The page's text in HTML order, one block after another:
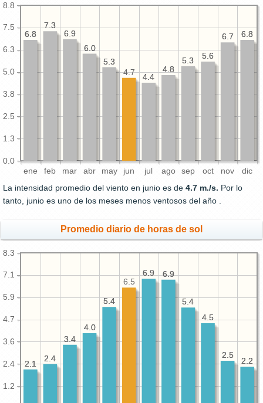
ene feb mar abr may jun jul ago sep oct nov dic
0.0
1.3
2.5
3.8
5.0
6.3
7.5
8.8
6.8
6.7
5.6
5.3
4.8
4.4
5.3
6.0
6.9
7.3
6.8
6.8
6.7
5.6
5.3
4.8
4.4
4.7
5.3
6.0
6.9
7.3
6.8
La intensidad promedio del viento en junio es de 4.7 m./s. Por lo
tanto, junio es uno de los meses menos ventosos del año .
Promedio diario de horas de sol
1.2
2.4
3.6
4.7
5.9
7.1
8.3
2.2
2.5
4.5
5.4
6.9
6.9
5.4
4.0
3.4
2.4
2.1 2.2
2.5
4.5
5.4
6.9
6.9
6.5
5.4
4.0
3.4
2.4
2.1